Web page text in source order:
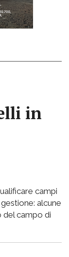
in
campi
alcune
del campo di